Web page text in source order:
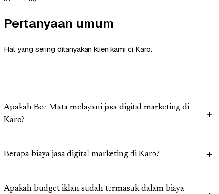
Pertanyaan umum
Hal yang sering ditanyakan klien kami di Karo.
Apakah Bee Mata melayani jasa digital marketing di
Karo?
Berapa biaya jasa digital marketing di Karo?
Apakah budget iklan sudah termasuk dalam biaya